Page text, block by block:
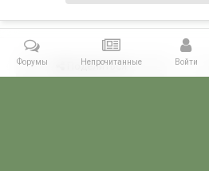
Поделиться
Форумы Непрочитанные Войти